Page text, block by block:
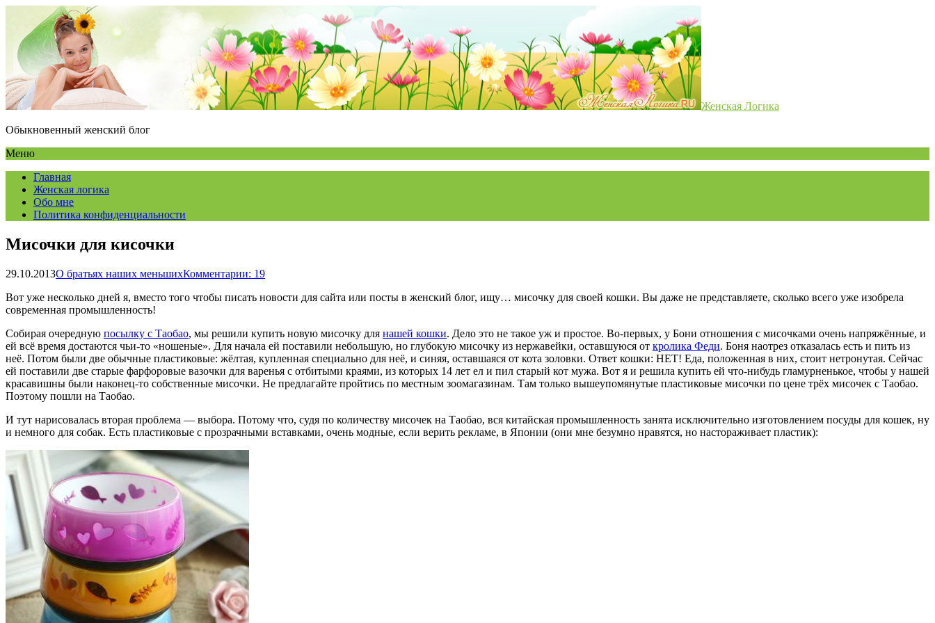
Женская Логика
Обыкновенный женский блог
Меню
Главная
Женская логика
Обо мне
Политика конфиденциальности
Мисочки для кисочки
29.10.2013О братьях наших меньшихКомментарии: 19
Вот уже несколько дней я, вместо того чтобы писать новости для сайта или посты в женский блог, ищу… мисочку для своей кошки. Вы даже не представляете, сколько всего уже изобрела
современная промышленность!
Собирая очередную посылку с Таобао, мы решили купить новую мисочку для нашей кошки. Дело это не такое уж и простое. Во-первых, у Бони отношения с мисочками очень напряжённые, и
ей всё время достаются чьи-то «ношеные». Для начала ей поставили небольшую, но глубокую мисочку из нержавейки, оставшуюся от кролика Феди. Боня наотрез отказалась есть и пить из
неё. Потом были две обычные пластиковые: жёлтая, купленная специально для неё, и синяя, оставшаяся от кота золовки. Ответ кошки: НЕТ! Еда, положенная в них, стоит нетронутая. Сейчас
ей поставили две старые фарфоровые вазочки для варенья с отбитыми краями, из которых 14 лет ел и пил старый кот мужа. Вот я и решила купить ей что-нибудь гламурненькое, чтобы у нашей
красавишны были наконец-то собственные мисочки. Не предлагайте пройтись по местным зоомагазинам. Там только вышеупомянутые пластиковые мисочки по цене трёх мисочек с Таобао.
Поэтому пошли на Таобао.
И тут нарисовалась вторая проблема — выбора. Потому что, судя по количеству мисочек на Таобао, вся китайская промышленность занята исключительно изготовлением посуды для кошек, ну
и немного для собак. Есть пластиковые с прозрачными вставками, очень модные, если верить рекламе, в Японии (они мне безумно нравятся, но настораживает пластик):